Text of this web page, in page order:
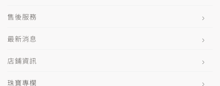
售後服務
最新消息
店鋪資訊
珠寶專欄